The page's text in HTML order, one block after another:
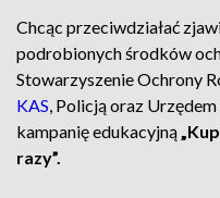
Chcąc przeciwdziałać
podrobionych środków
Stowarzyszenie Ochrony
KAS, Policją oraz
kampanię edukacyjną
razy”.